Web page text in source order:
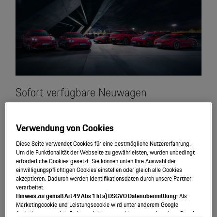
Service & Zubehör
Newsletter
Porsche Shop
Newsletter abonnieren
YouTube Channel
Porsche Gebrauchtwagen
Konfigurator
Porsche Timepieces
Porsche Poster Designer
Sofort verfügbare Neuwagen
Zentrum in Ihrer Nähe. Wählen Sie aus einer großen Auswahl
an verfügbaren Neuwagen.
Porsche Neuwagen durchsuchen
Verwendung von Cookies
Diese Seite verwendet Cookies für eine bestmögliche Nutzererfahrung.
Um die Funktionalität der Webseite zu gewährleisten, wurden unbedingt
erforderliche Cookies gesetzt. Sie können unten Ihre Auswahl der
einwilligungspflichtigen Cookies einstellen oder gleich alle Cookies
akzeptieren. Dadurch werden Identifikationsdaten durch unsere Partner
verarbeitet.
Hinweis zur gemäß Art 49 Abs 1 lit a) DSGVO Datenübermittlung:Als
Marketingcookie und Leistungscookie wird unter anderem Google
Analytics verwendet. Es kann nicht ausgeschlossen werden, dass Google